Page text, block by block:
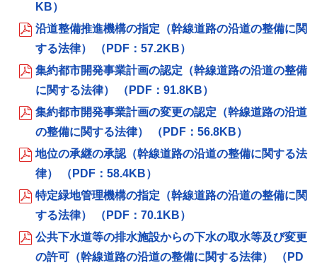
KB）
沿道整備推進機構の指定（幹線道路の沿道の整備に関
する法律） （PDF：57.2KB）
集約都市開発事業計画の認定（幹線道路の沿道の整備
に関する法律） （PDF：91.8KB）
集約都市開発事業計画の変更の認定（幹線道路の沿道
の整備に関する法律） （PDF：56.8KB）
地位の承継の承認（幹線道路の沿道の整備に関する法
律） （PDF：58.4KB）
特定緑地管理機構の指定（幹線道路の沿道の整備に関
する法律） （PDF：70.1KB）
公共下水道等の排水施設からの下水の取水等及び変更
の許可（幹線道路の沿道の整備に関する法律） （PD